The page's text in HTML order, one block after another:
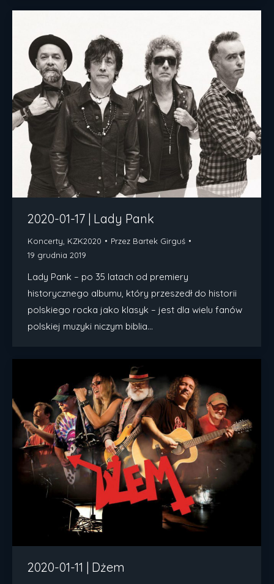
2020-01-17 | Lady Pank
Koncerty KZK2020 Przez Bartek Girguś
19 grudnia 2019
Lady Pank – po 35 latach od premiery
historycznego albumu, który przeszedł do historii
polskiego rocka jako klasyk – jest dla wielu fanów
polskiej muzyki niczym biblia…
2020-01-11 | Dżem